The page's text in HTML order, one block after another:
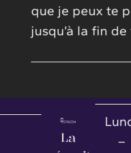
que je peux te
jusqu’à la fin
La
–